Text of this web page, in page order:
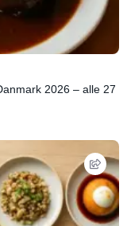
2026 – alle 27